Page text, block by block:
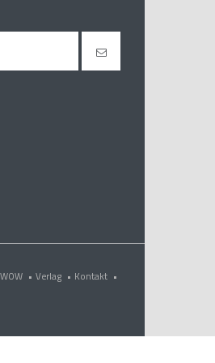
• Verlag • Kontakt •